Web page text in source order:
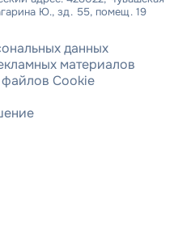
Ю., зд. 55, помещ. 19
данных
материалов
Cookie